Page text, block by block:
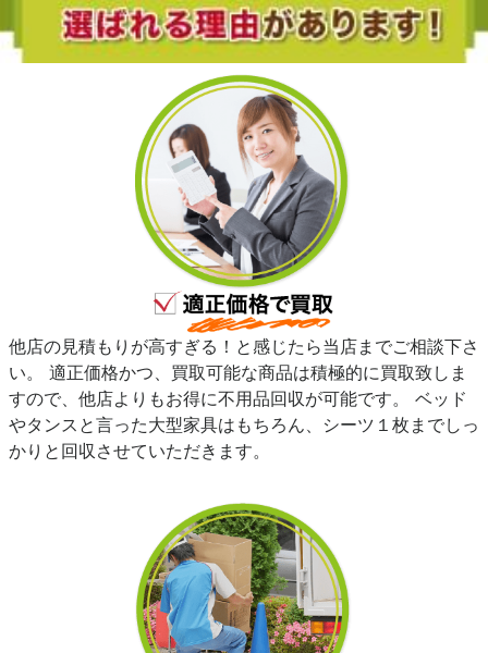
他店の見積もりが高すぎる！と感じたら当店までご相談下さ
い。 適正価格かつ、買取可能な商品は積極的に買取致しま
すので、他店よりもお得に不用品回収が可能です。 ベッド
やタンスと言った大型家具はもちろん、シーツ１枚までしっ
かりと回収させていただきます。